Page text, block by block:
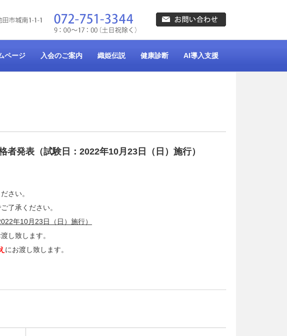
ページ 入会のご案内 織姫伝説 健康診断 AI導入支援
者発表（試験日：2022年10月23日（日）施行）
さい。
了承ください。
年10月23日（日）施行）
し致します。
にお渡し致します。